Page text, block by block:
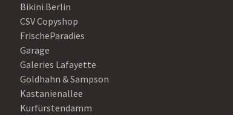
Bikini Berlin
CSV Copyshop
FrischeParadies
Garage
Galeries Lafayette
Goldhahn & Sampson
Kastanienallee
Kurfürstendamm